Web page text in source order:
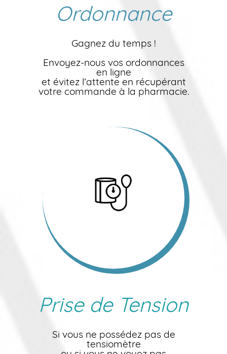
Ordonnance
Gagnez du temps !
Envoyez-nous vos ordonnances
en ligne
et évitez l’attente en récupérant
votre commande à la pharmacie.
Prise de Tension
Si vous ne possédez pas de
tensiomètre